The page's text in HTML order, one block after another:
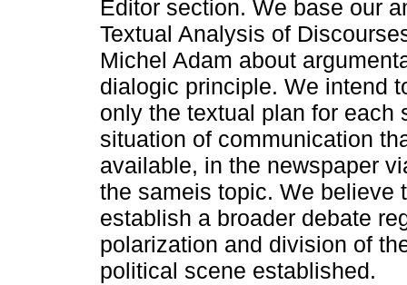
Editor section. We base our
Textual Analysis of
Michel Adam about
dialogic principle. We intend
only the textual plan for
situation of communication
available, in the newspaper
the sameis topic. We believe
establish a broader debate
polarization and division of
political scene established.